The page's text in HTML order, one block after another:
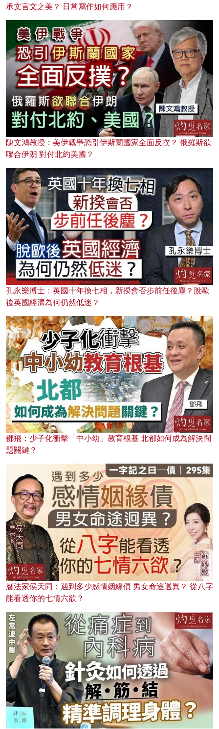
承文言文之美？ 日常寫作如何應用？
陳文鴻教授：美伊戰爭恐引伊斯蘭國家全面反撲？ 俄羅斯欲
聯合伊朗 對付北約美國？
孔永樂博士：英國十年換七相，新揆會否步前任後塵？脫歐
後英國經濟為何仍然低迷？
鄧飛：少子化衝擊「中小幼」教育根基 北都如何成為解決問
題關鍵？
曆法家侯天同：遇到多少感情姻緣債 男女命途迥異？ 從八字
能看透你的七情六欲？